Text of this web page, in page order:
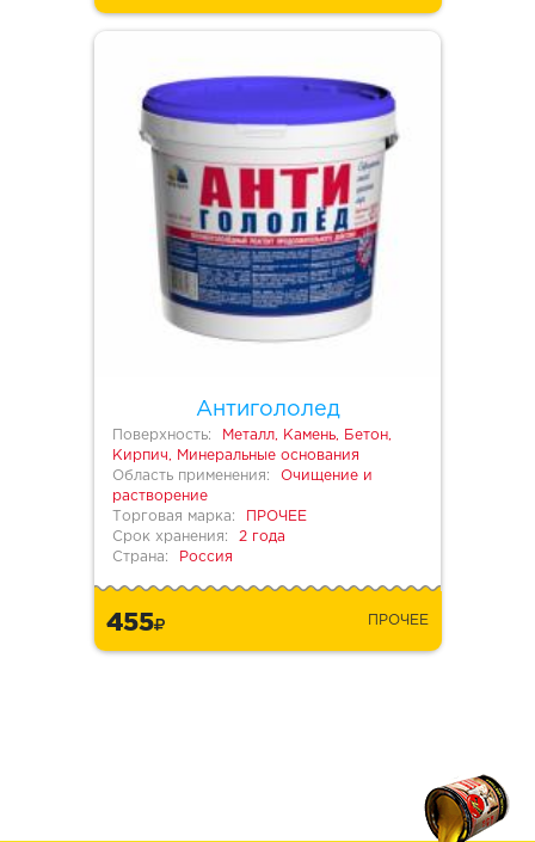
Антигололед
Поверхность:
Металл, Камень, Бетон,
Кирпич, Минеральные основания
Область применения:
Очищение и
растворение
Торговая марка:
ПРОЧЕЕ
Срок хранения:
2 года
Страна:
Россия
455 ПРОЧЕЕ